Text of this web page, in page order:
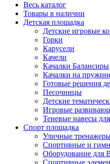
Весь каталог
Товары в наличии
Детская площадка
Детские игровые
Горки
Карусели
Качели
Качалки Балансиры
Качалки на
Готовые решения
Песочницы
Детские
Игровые
Теневые навесы
Спорт площадка
Уличные
Спортивные и
Оборудование для
Спортивные